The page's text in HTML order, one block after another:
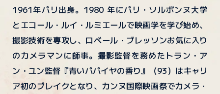
1961年パリ出身。1980 年にパリ・ソルボンヌ大学
とエコール・ルイ・ルミエールで映画学を学び始め、
撮影技術を専攻し、ロベール・ブレッソンお気に入り
のカメラマンに師事。撮影監督を務めたトラン・ア
ン・ユン監督『青いパパイヤの香り』（93）はキャリ
ア初のブレイクとなり、カンヌ国際映画祭でカメラ・